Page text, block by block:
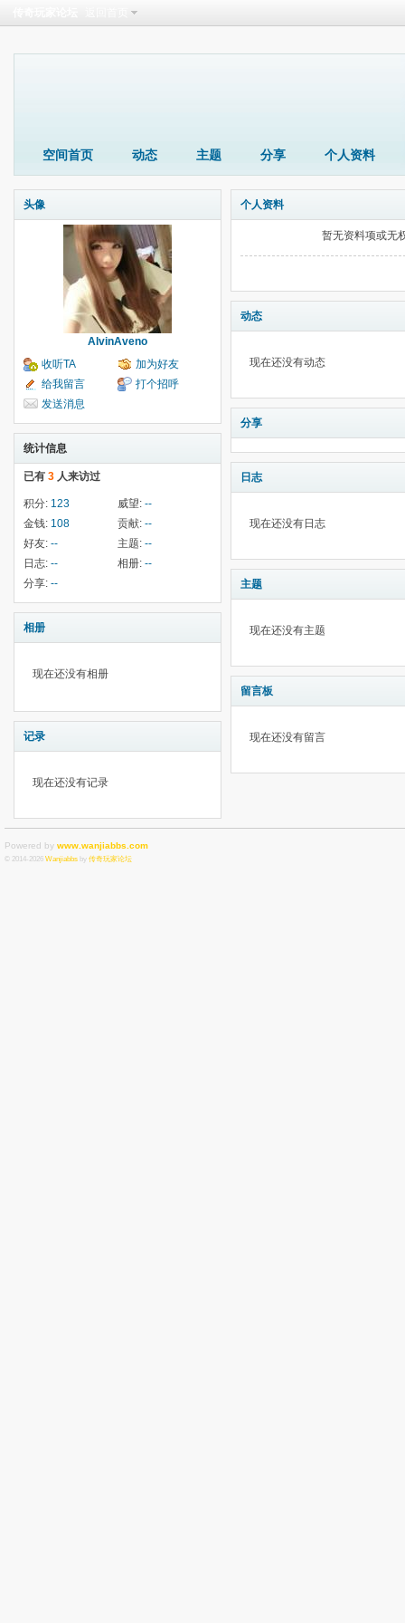
空间首页 动态 主题 分享 个人资料
头像
AlvinAveno
收听TA
加为好友
给我留言
打个招呼
发送消息
统计信息
已有 3 人来访过
积分: 123 威望: --
金钱: 108 贡献: --
好友: -- 主题: --
日志: -- 相册: --
分享: --
相册
现在还没有相册
记录
现在还没有记录
个人资料
暂无资料项或无
动态
现在还没有动态
分享
日志
现在还没有日志
主题
现在还没有主题
留言板
现在还没有留言
Powered by www.wanjiabbs.com
© 2014-2026 Wanjiabbs by 传奇玩家论坛